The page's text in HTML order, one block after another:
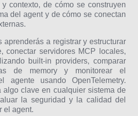
contexto, de cómo se construyen
del agent y de cómo se conectan
aprenderás a registrar y estructurar
conectar servidores MCP locales,
built-in providers, comparar
de memory y monitorear el
agente usando OpenTelemetry.
algo clave en cualquier sistema de
la seguridad y la calidad del
el agent.